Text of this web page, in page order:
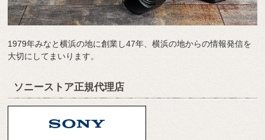
1979年みなと横浜の地に創業し47年、横浜の地からの情報発信を
大切にしてまいります。
ソニーストア正規代理店